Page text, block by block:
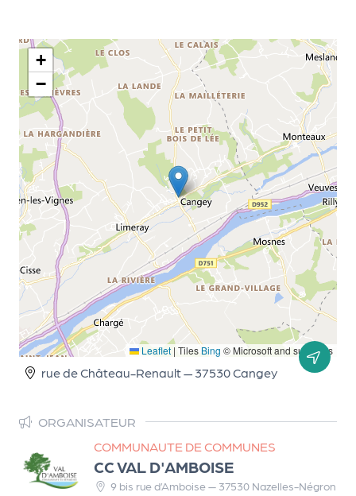
+
−
Leaflet | Tiles Bing © Microsoft and suppliers
rue de Château-Renault — 37530 Cangey
ORGANISATEUR
COMMUNAUTE DE COMMUNES
CC VAL D'AMBOISE
9 bis rue d’Amboise — 37530 Nazelles-Négron
e
k
it
d
e
l'
o
r
g
a
n
i
s
a
e
u
r